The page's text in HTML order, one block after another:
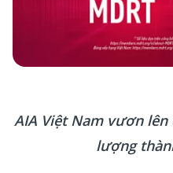
AIA Việt Nam vươn
lượng